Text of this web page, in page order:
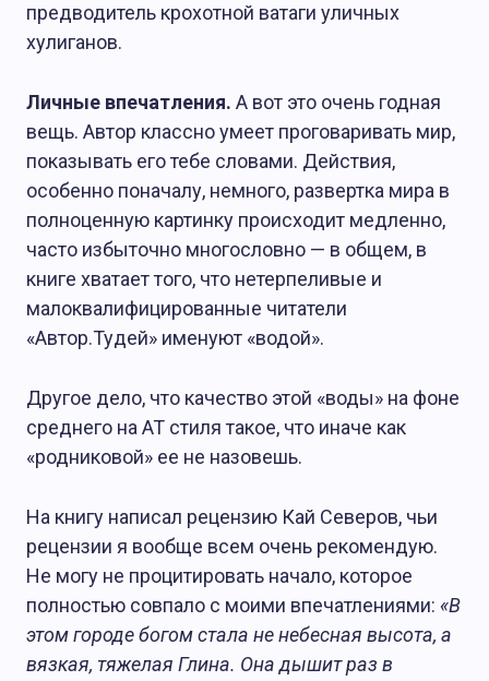
предводитель крохотной ватаги уличных
хулиганов.
Личные впечатления. А вот это очень годная
вещь. Автор классно умеет проговаривать мир,
показывать его тебе словами. Действия,
особенно поначалу, немного, развертка мира в
полноценную картинку происходит медленно,
часто избыточно многословно — в общем, в
книге хватает того, что нетерпеливые и
малоквалифицированные читатели
«Автор.Тудей» именуют «водой».
Другое дело, что качество этой «воды» на фоне
среднего на АТ стиля такое, что иначе как
«родниковой» ее не назовешь.
На книгу написал рецензию Кай Северов, чьи
рецензии я вообще всем очень рекомендую.
Не могу не процитировать начало, которое
полностью совпало с моими впечатлениями: «В
этом городе богом стала не небесная высота, а
вязкая, тяжелая Глина. Она дышит раз в